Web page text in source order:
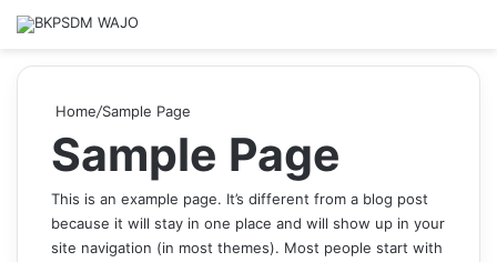
Home/Sample Page
Sample Page
This is an example page. It’s different from a blog post
because it will stay in one place and will show up in your
site navigation (in most themes). Most people start with